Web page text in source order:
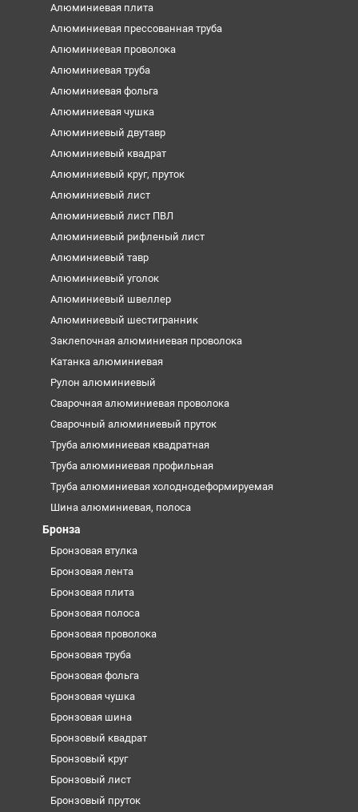
Алюминиевая плита
Алюминиевая прессованная труба
Алюминиевая проволока
Алюминиевая труба
Алюминиевая фольга
Алюминиевая чушка
Алюминиевый двутавр
Алюминиевый квадрат
Алюминиевый круг, пруток
Алюминиевый лист
Алюминиевый лист ПВЛ
Алюминиевый рифленый лист
Алюминиевый тавр
Алюминиевый уголок
Алюминиевый швеллер
Алюминиевый шестигранник
Заклепочная алюминиевая проволока
Катанка алюминиевая
Рулон алюминиевый
Сварочная алюминиевая проволока
Сварочный алюминиевый пруток
Труба алюминиевая квадратная
Труба алюминиевая профильная
Труба алюминиевая холоднодеформируемая
Шина алюминиевая, полоса
Бронза
Бронзовая втулка
Бронзовая лента
Бронзовая плита
Бронзовая полоса
Бронзовая проволока
Бронзовая труба
Бронзовая фольга
Бронзовая чушка
Бронзовая шина
Бронзовый квадрат
Бронзовый круг
Бронзовый лист
Бронзовый пруток